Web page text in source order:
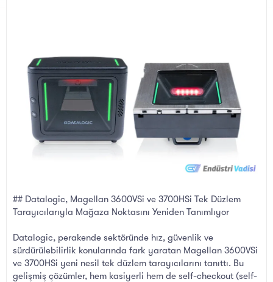
h
i
## Datalogic, Magellan 3600VSi ve 3700HSi Tek Düzlem
Tarayıcılarıyla Mağaza Noktasını Yeniden Tanımlıyor
Datalogic, perakende sektöründe hız, güvenlik ve
sürdürülebilirlik konularında fark yaratan Magellan 3600VSi
ve 3700HSi yeni nesil tek düzlem tarayıcılarını tanıttı. Bu
gelişmiş çözümler, hem kasiyerli hem de self-checkout (self-